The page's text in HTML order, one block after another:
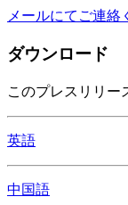
メールにてご連絡
ダウンロード
このプレスリリー
英語
中国語